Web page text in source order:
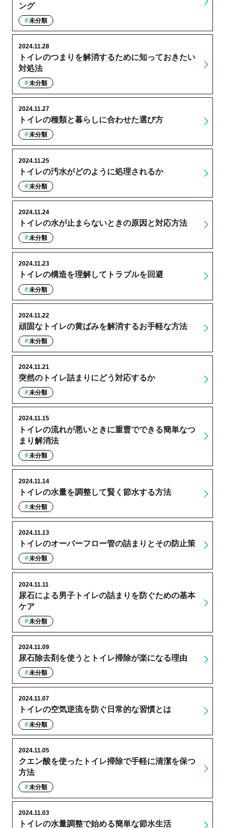
ング
未分類
トイレのつまりを解消するために知っておきたい
対処法
2024.11.28
未分類
トイレの種類と暮らしに合わせた選び方
2024.11.27
未分類
トイレの汚水がどのように処理されるか
2024.11.25
未分類
トイレの水が止まらないときの原因と対応方法
2024.11.24
未分類
トイレの構造を理解してトラブルを回避
2024.11.23
未分類
頑固なトイレの黄ばみを解消するお手軽な方法
2024.11.22
未分類
突然のトイレ詰まりにどう対応するか
2024.11.21
未分類
トイレの流れが悪いときに重曹でできる簡単なつ
まり解消法
2024.11.15
未分類
トイレの水量を調整して賢く節水する方法
2024.11.14
未分類
トイレのオーバーフロー管の詰まりとその防止策
2024.11.13
未分類
尿石による男子トイレの詰まりを防ぐための基本
ケア
2024.11.11
未分類
尿石除去剤を使うとトイレ掃除が楽になる理由
2024.11.09
未分類
トイレの空気逆流を防ぐ日常的な習慣とは
2024.11.07
未分類
クエン酸を使ったトイレ掃除で手軽に清潔を保つ
方法
2024.11.05
未分類
トイレの水量調整で始める簡単な節水生活
2024.11.03